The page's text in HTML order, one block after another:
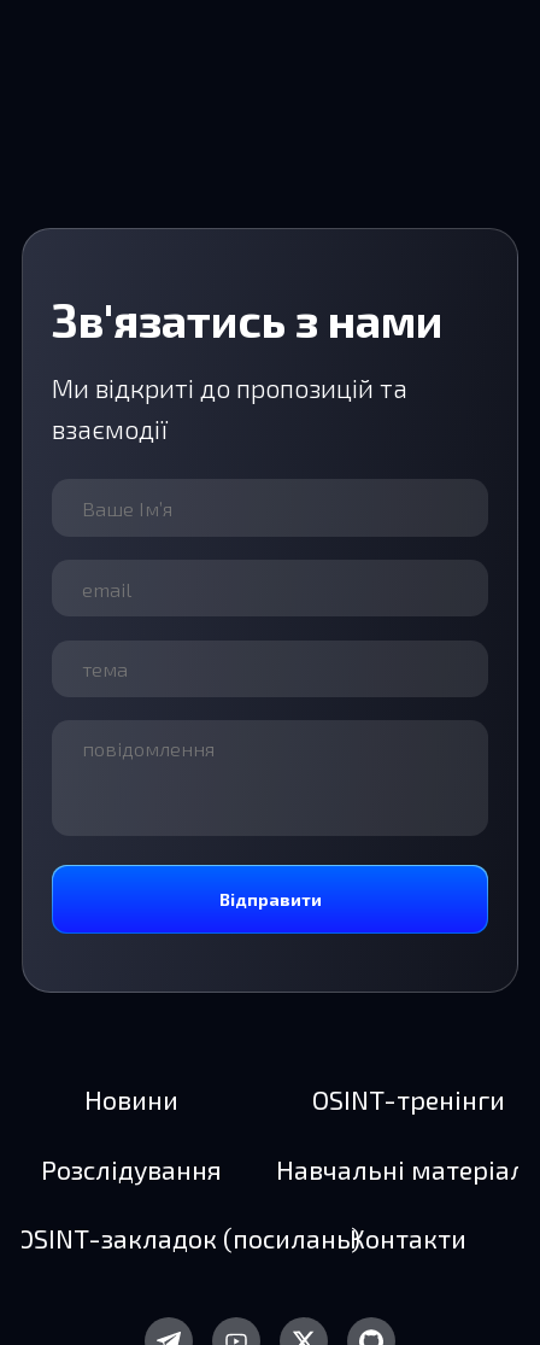
Зв'язатись з нами
Ми відкриті до пропозицій та
взаємодії
Відправити
Новини OSINT-тренінги
Розслідування Навчальні матеріали
OSINT-закладок (посилань)Контакти